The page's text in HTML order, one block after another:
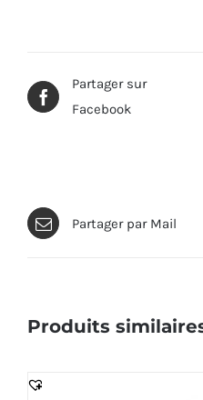
Partager sur
Facebook
Partager par Mail
Produits